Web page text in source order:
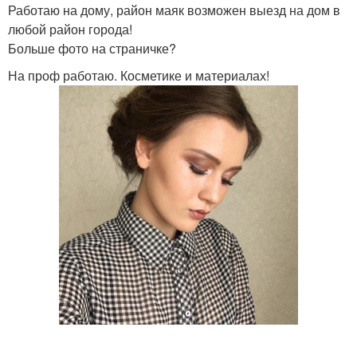
Работаю на дому, район маяк возможен выезд на дом в
любой район города!
Больше фото на страничке?
На проф работаю. Косметике и материалах!